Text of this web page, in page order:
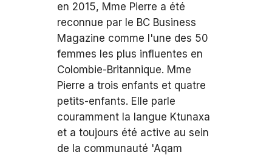
en 2015, Mme Pierre a été
reconnue par le BC Business
Magazine comme l'une des 50
femmes les plus influentes en
Colombie-Britannique. Mme
Pierre a trois enfants et quatre
petits-enfants. Elle parle
couramment la langue Ktunaxa
et a toujours été active au sein
de la communauté 'Aqam